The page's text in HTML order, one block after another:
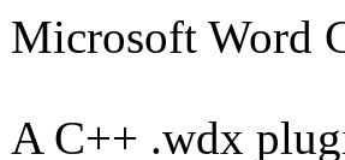
Microsoft Word
A C++ .wdx